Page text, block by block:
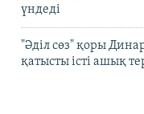
үндеді
"Әділ сөз" қоры
қатысты істі ашық